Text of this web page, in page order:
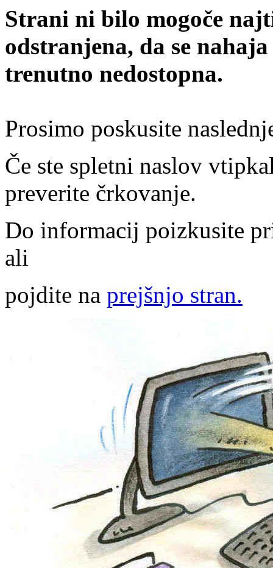
Strani ni bilo mogoče
odstranjena, da se
trenutno nedostopna.
Prosimo poskusite
Če ste spletni naslov
preverite črkovanje.
Do informacij poizkusite
ali
pojdite na prejšnjo stran.